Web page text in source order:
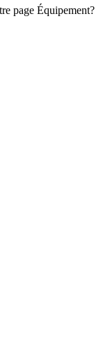
page Équipement?